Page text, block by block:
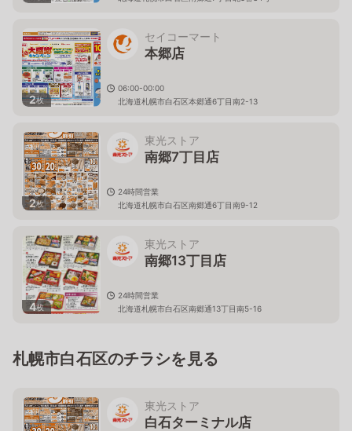
2枚
セイコーマート
本郷店
06:00-00:00
北海道札幌市白石区本郷通6丁目南2-13
2枚
東光ストア
南郷7丁目店
24時間営業
北海道札幌市白石区南郷通6丁目南9-12
4枚
東光ストア
南郷13丁目店
24時間営業
北海道札幌市白石区南郷通13丁目南5-16
札幌市白石区のチラシを見る
東光ストア
白石ターミナル店